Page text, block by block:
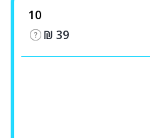
10
₪ 39